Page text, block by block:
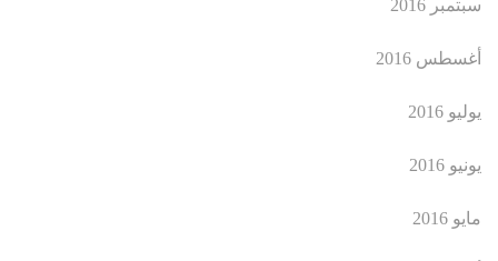
سبتمبر 2016
أغسطس 2016
يوليو 2016
يونيو 2016
مايو 2016